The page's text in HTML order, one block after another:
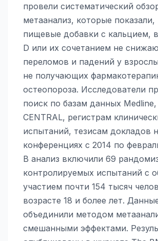
провели систематический
метаанализ, которые показали,
пищевые добавки с кальцием,
D или их сочетанием не
переломов и падений у
не получающих
остеопороза. Исследователи
поиск по базам данных Medline,
CENTRAL, регистрам
испытаний, тезисам докладов
конференциях с 2014 по
В анализ включили 69
контролируемых испытаний с
участием почти 154 тысяч
возрасте 18 и более лет.
объединили методом
смешанными эффектами.